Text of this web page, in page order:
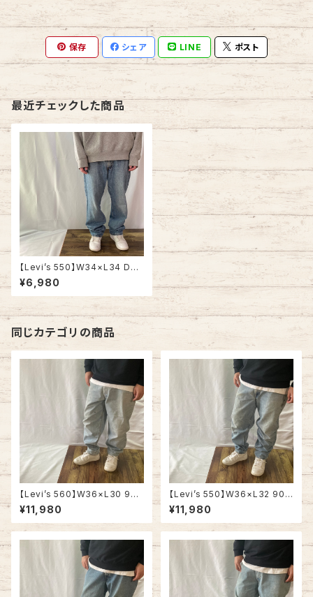
保存 シェア LINE ポスト
最近チェックした商品
【Levi’s 550】W34×L34 Den
im Jeans リーバイス 550 ブル
ーデニム ジーンズ ジーパン リ
ラックスフィット テーパード アメ
リカ USA 古着
¥6,980
同じカテゴリの商品
【Levi’s 560】W36×L30 90s
Made in USA Denim Pants
Jeans リーバイス 560 USA製
ブルーデニム ライトブルー ジー
バギーパンツ アメリカ USA 古
¥11,980
【Levi’s 550】W36×L32 90s
Made in USA Denim Pants
Jeans リーバイス 550 USA製
ブルーデニム ライトブルー ジー
ト アメリカ USA 古着
¥11,980